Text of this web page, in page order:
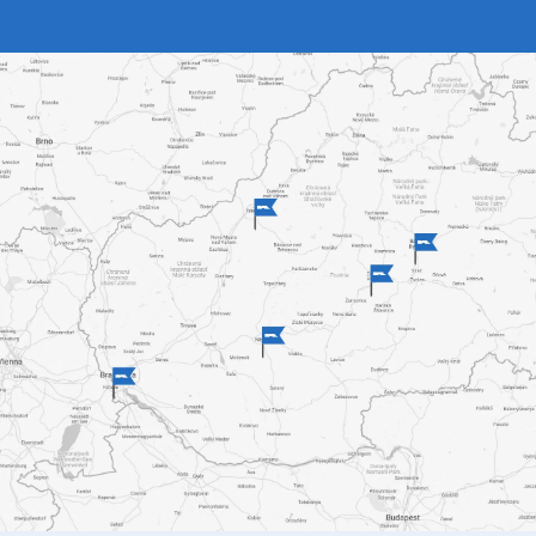
žalúzie Bella. Môžete ich nainštalovať na bežné plastové
okná, rovnako ako na drevenú alebo hliníkovú konštrukciu.
Inštalujú sa priamo do rámu okna, prípadne do steny.
Ovládajú sa pomocou retiazky, tyče alebo automatického
ovládania. Vhodné sú takmer do každého interiéru.
Vertikálne žalúzie sa predtým používali hlavne na
administratívne budovy, dnes ale ich obľuba stúpa aj u
bežných rodinných domov a bytov. Vhodné sú k zatieneniu
väčších plôch. Lamely
vertikálnych žalúziímôžu byť látkové v
mnohých farbách a designoch.
Slnolamy odporúčame inštalovať na menšie atypické okná.
Prípadne všade tam, kde nie je možné umiestniť ovládanie
žalúzií.
Prečo spolupracovať s firmou K-system?
Rozhodnite sa pre spoluprácu s firmou K-system a získajte